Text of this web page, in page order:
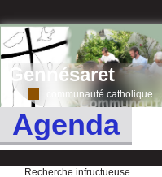
Gennésaret
communauté catholique
Agenda
Recherche infructueuse.